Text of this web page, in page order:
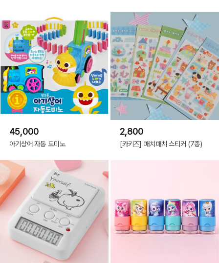
45,000
아기상어 자동 도미노
2,800
[카키즈] 패치패치 스티커 (7종)